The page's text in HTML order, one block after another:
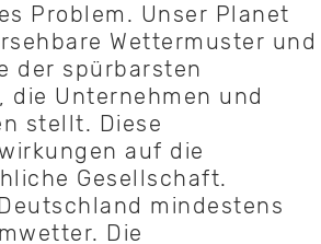
Problem. Unser Planet
Wettermuster und
der spürbarsten
die Unternehmen und
stellt. Diese
auf die
Gesellschaft.
mindestens
Die